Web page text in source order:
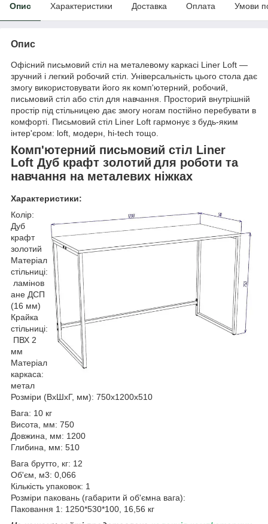
Опис Характеристики Доставка Оплата Умови
Опис
Офісний письмовий стіл на металевому каркасі Liner Loft —
зручний і легкий робочий стіл. Універсальність цього стола дає
змогу використовувати його як комп'ютерний, робочий,
письмовий стіл або стіл для навчання. Просторий внутрішній
простір під стільницею дає змогу ногам постійно перебувати в
комфорті. Письмовий стіл Liner Loft гармонує з будь-яким
інтер'єром: loft, модерн, hi-tech тощо.
Комп'ютерний письмовий стіл Liner
Loft Дуб крафт золотий для роботи та
навчання на металевих ніжках
Характеристики:
Колір:
Дуб
крафт
золотий
Матеріал
стільниці:
ламінов
ане ДСП
(16 мм)
Крайка
стільниці:
ПВХ 2
мм
Матеріал
каркаса:
метал
Розміри (ВхШхГ, мм): 750х1200х510
Вага: 10 кг
Висота, мм: 750
Довжина, мм: 1200
Глибина, мм: 510
Вага брутто, кг: 12
Об'єм, м3: 0,066
Кількість упаковок: 1
Розміри паковань (габарити й об'ємна вага):
Паковання 1: 1250*530*100, 16,56 кг